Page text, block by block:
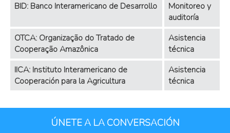
BID: Banco Interamericano de Desarrollo
Monitoreo y
auditoría
OTCA: Organização do Tratado de
Cooperação Amazônica
Asistencia
técnica
IICA: Instituto Interamericano de
Cooperación para la Agricultura
Asistencia
técnica
ÚNETE A LA CONVERSACIÓN